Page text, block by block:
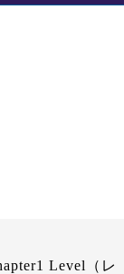
Level（レ